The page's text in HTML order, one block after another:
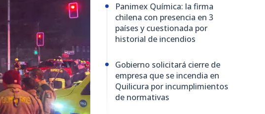
Panimex Química: la firma
chilena con presencia en 3
países y cuestionada por
historial de incendios
Gobierno solicitará cierre de
empresa que se incendia en
Quilicura por incumplimientos
de normativas